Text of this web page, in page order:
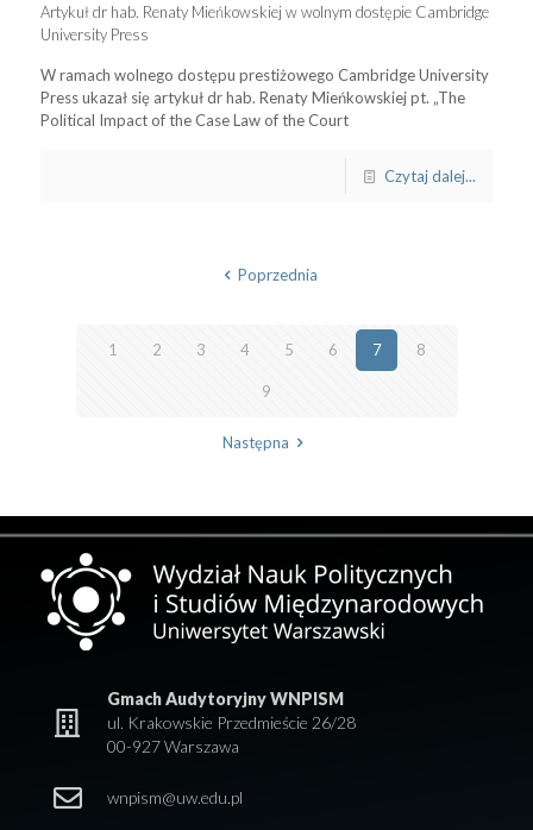
Artykuł dr hab. Renaty Mieńkowskiej w wolnym dostępie Cambridge
University Press
W ramach wolnego dostępu prestiżowego Cambridge University
Press ukazał się artykuł dr hab. Renaty Mieńkowskiej pt. „The
Political Impact of the Case Law of the Court
Czytaj dalej...
Poprzednia
1 2 3 4 5 6 7 8
9
Następna
Gmach Audytoryjny WNPISM
ul. Krakowskie Przedmieście 26/28
00-927 Warszawa
wnpism@uw.edu.pl